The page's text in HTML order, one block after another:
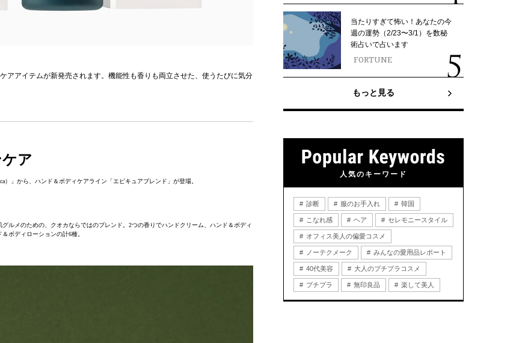
アアイテムが新発売されます。機能性も香りも両立させた、使うたびに気分
ア
」から、ハンド＆ボディケアライン「エピキュアブレンド」が登場。
ルメのための、クオカならではのブレンド。2つの香りでハンドクリーム、ハンド＆ボディ
ボディローションの計6種。
当たりすぎて怖い！あなたの今
週の運勢（2/23〜3/1）を数秘
術占いで占います
FORTUNE
もっと見る
人気のキーワード
診断 服のお手入れ 韓国
こなれ感 ヘア セレモニースタイル
オフィス美人の偏愛コスメ
ノーテクメーク みんなの愛用品レポート
40代美容 大人のプチプラコスメ
プチプラ 無印良品 楽して美人